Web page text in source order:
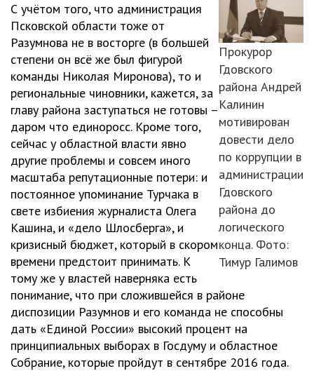
Прокурор
Гдовского
района Андрей
Калинин
мотивирован
довести дело
по коррупции в
администрации
Гдовского
района до
логического
конца. Фото:
Тимур Галимов
С учётом того, что администрация
Псковской области тоже от
Разумнова не в восторге (в большей
степени он всё же был фигурой
команды Николая Миронова), то и
региональные чиновники, кажется, за
главу района заступаться не готовы –
даром что единоросс. Кроме того,
сейчас у областной власти явно
другие проблемы и совсем иного
масштаба репутационные потери: и
постоянное упоминание Турчака в
свете избиения журналиста Олега
Кашина, и «дело Шлосберга», и
кризисный бюджет, который в скором
времени предстоит принимать. К
тому же у властей наверняка есть
понимание, что при сложившейся в районе
диспозиции Разумнов и его команда не способны
дать «Единой России» высокий процент на
принципиальных выборах в Госдуму и областное
Собрание, которые пройдут в сентябре 2016 года.